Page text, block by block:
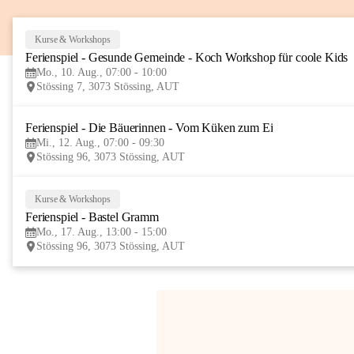
Kurse & Workshops
Ferienspiel - Gesunde Gemeinde - Koch Workshop für coole Kids
Mo., 10. Aug., 07:00 - 10:00
Stössing 7, 3073 Stössing, AUT
Ferienspiel - Die Bäuerinnen - Vom Küken zum Ei
Mi., 12. Aug., 07:00 - 09:30
Stössing 96, 3073 Stössing, AUT
Kurse & Workshops
Ferienspiel - Bastel Gramm
Mo., 17. Aug., 13:00 - 15:00
Stössing 96, 3073 Stössing, AUT